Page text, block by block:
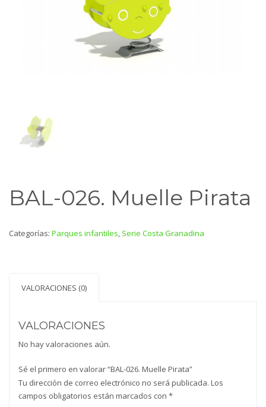
BAL-026. Muelle Pirata
Categorías: Parques infantiles, Serie Costa Granadina
VALORACIONES (0)
VALORACIONES
No hay valoraciones aún.
Sé el primero en valorar “BAL-026. Muelle Pirata”
Tu dirección de correo electrónico no será publicada. Los
campos obligatorios están marcados con *